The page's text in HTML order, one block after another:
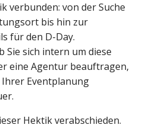
verbunden: von der Suche
bis hin zur
für den D-Day.
Sie sich intern um diese
eine Agentur beauftragen,
Eventplanung
Hektik verabschieden.